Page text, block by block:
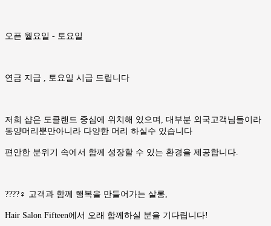
오픈 월요일 - 토요일
연금 지급 , 토요일 시급 드립니다
저희 샵은 도클랜드 중심에 위치해 있으며, 대부분 외국고객님들이라
동양머리뿐만아니라 다양한 머리 하실수 있습니다
편안한 분위기 속에서 함께 성장할 수 있는 환경을 제공합니다.
????‍♀️ 고객과 함께 행복을 만들어가는 살롱,
Hair Salon Fifteen에서 오래 함께하실 분을 기다립니다!